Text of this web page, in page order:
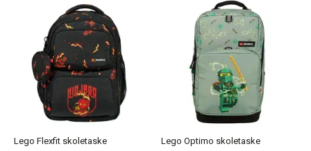
Lego Flexfit skoletaske
Lego Optimo skoletaske